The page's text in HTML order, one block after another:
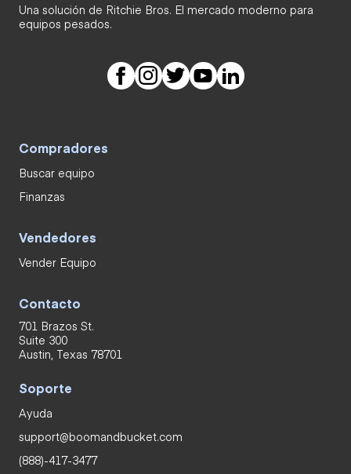
Una solución de Ritchie Bros. El mercado moderno para
equipos pesados.
Compradores
Buscar equipo
Finanzas
Vendedores
Vender Equipo
Contacto
701 Brazos St.
Suite 300
Austin, Texas 78701
Soporte
Ayuda
support@boomandbucket.com
(888)-417-3477